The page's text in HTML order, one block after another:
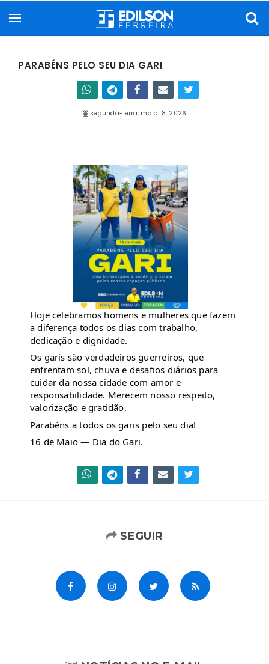
PARABÉNS PELO SEU DIA GARI
segunda-feira, maio 18, 2026
Hoje celebramos homens e mulheres que fazem
a diferença todos os dias com trabalho,
dedicação e dignidade.
Os garis são verdadeiros guerreiros, que
enfrentam sol, chuva e desafios diários para
cuidar da nossa cidade com amor e
responsabilidade. Merecem nosso respeito,
valorização e gratidão.
Parabéns a todos os garis pelo seu dia!
16 de Maio — Dia do Gari.
SEGUIR